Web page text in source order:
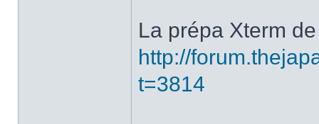
La prépa Xterm
http://
t=3814